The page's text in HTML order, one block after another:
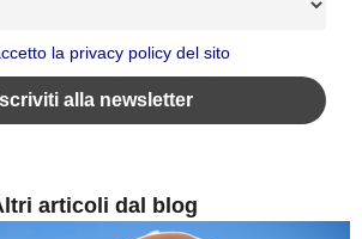
la privacy policy del sito
articoli dal blog